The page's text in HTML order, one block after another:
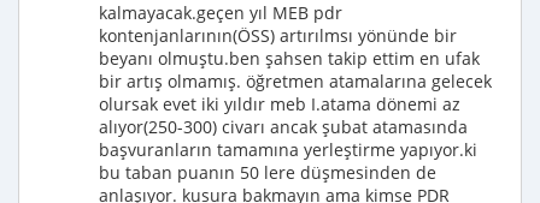
kalmayacak.geçen yıl MEB pdr
kontenjanlarının(ÖSS) artırılmsı yönünde bir
beyanı olmuştu.ben şahsen takip ettim en ufak
bir artış olmamış. öğretmen atamalarına gelecek
olursak evet iki yıldır meb I.atama dönemi az
alıyor(250-300) civarı ancak şubat atamasında
başvuranların tamamına yerleştirme yapıyor.ki
bu taban puanın 50 lere düşmesinden de
anlaşıyor. kusura bakmayın ama kimse PDR